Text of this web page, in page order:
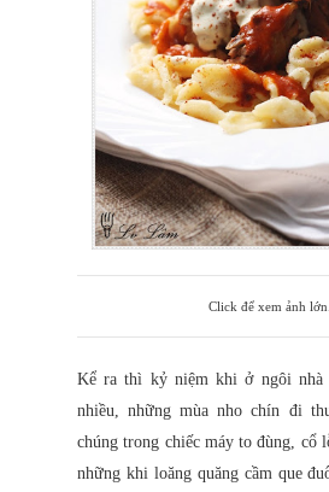
Click để xem ảnh lớn.
Kể ra thì kỷ niệm khi ở ngôi nhà
nhiều, những mùa nho chín đi
chúng trong chiếc máy to đùng, cổ
những khi loăng quăng cầm que